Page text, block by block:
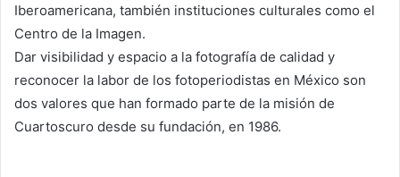
Iberoamericana, también instituciones culturales como el
Centro de la Imagen.
Dar visibilidad y espacio a la fotografía de calidad y
reconocer la labor de los fotoperiodistas en México son
dos valores que han formado parte de la misión de
Cuartoscuro desde su fundación, en 1986.